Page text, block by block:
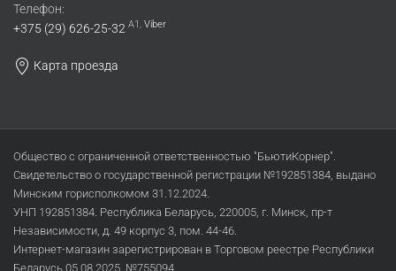
Телефон:
+375 (29) 626-25-32 A1, Viber
Карта проезда
Общество с ограниченной ответственностью "БьютиКорнер".
Свидетельство о государственной регистрации №192851384, выдано
Минским горисполкомом 31.12.2024.
УНП 192851384. Республика Беларусь, 220005, г. Минск, пр-т
Независимости, д. 49 корпус 3, пом. 44-46.
Интернет-магазин зарегистрирован в Торговом реестре Республики
Беларусь 05.08.2025, №755094.